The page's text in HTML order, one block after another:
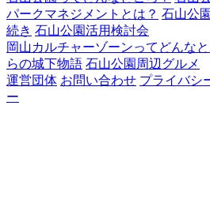
パークマネジメントとは？ 石山公
続き 石山公園活用検討会
岡山カルチャーゾーンってどんなと
らの城下物語 石山公園周辺グルメ
運営団体 お問い合わせ プライバシ
ー